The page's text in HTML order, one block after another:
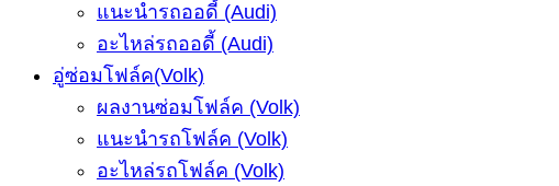
แนะนำรถออดี้ (Audi)
อะไหล่รถออดี้ (Audi)
อู่ซ่อมโฟล์ค(Volk)
ผลงานซ่อมโฟล์ค (Volk)
แนะนำรถโฟล์ค (Volk)
อะไหล่รถโฟล์ค (Volk)